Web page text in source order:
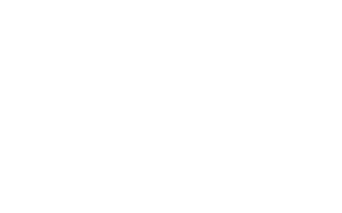
and see latest updates, news, information In Chandpur.